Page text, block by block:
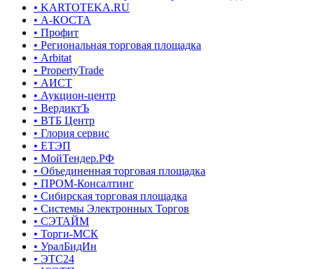
• KARTOTEKA.RU
• А-КОСТА
• Профит
• Региональная торговая площадка
• Arbitat
• PropertyTrade
• АИСТ
• Аукцион-центр
• ВердиктЪ
• ВТБ Центр
• Глория сервис
• ЕТЭП
• МойТендер.РФ
• Объединенная торговая площадка
• ПРОМ-Консалтинг
• Сибирская торговая площадка
• Системы Электронных Торгов
• СЭТАЙМ
• Торги-МСК
• УралБидИн
• ЭТС24